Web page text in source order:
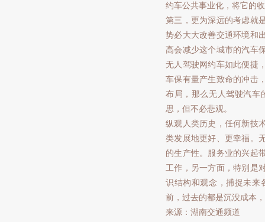
约车公共事业化，将它的
第三，更为深远的考虑就
势必大大改善交通环境和
高会减少这个城市的汽车
无人驾驶网约车如此便捷
车保有量产生致命的冲击
布局，那么无人驾驶汽车
思，但不必悲观。
纵观人类历史，任何新技
类发展地更好、更幸福。
的生产性。服务业的兴起
工作，另一方面，特别是
识结构和观念，捕捉未来
前，过去的都是沉没成本
来源：湖南交通频道